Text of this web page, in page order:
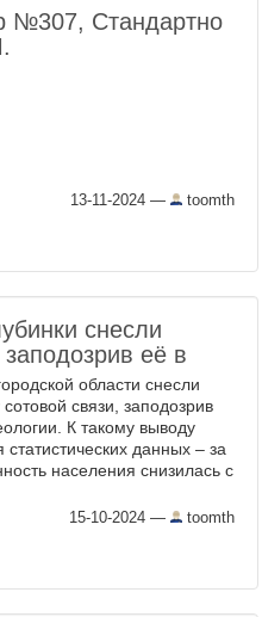
№307, Стандартно
13-11-2024 — toomth
снесли
её в
области снесли
связи, заподозрив
К такому выводу
данных – за
населения снизилась с
15-10-2024 — toomth